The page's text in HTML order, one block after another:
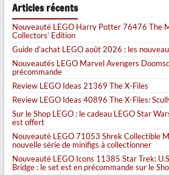
Articles récents
Nouveauté LEGO Harry Potter 76476 The
Collectors’ Edition
Guide d’achat LEGO août 2026 : les
Nouveautés LEGO Marvel Avengers
précommande
Review LEGO Ideas 21369 The X-Files
Review LEGO Ideas 40896 The X-Files:
Sur le Shop LEGO : le cadeau LEGO Star
est offert
Nouveauté LEGO 71053 Shrek Collectible
nouvelle série de minifigs à collectionner
Nouveauté LEGO Icons 11385 Star Trek:
Bridge : le set est en précommande sur le